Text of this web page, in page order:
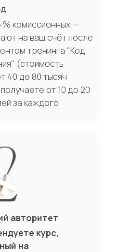
курс,
на
комиссионных —
на ваш счёт после
тренинга "Код
(стоимость
40 до 80 тысяч
от 10 до 20
за каждого
авторитет